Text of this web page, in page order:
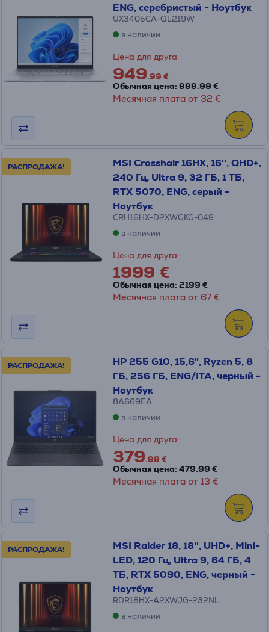
ENG, серебристый - Ноутбук
UX3405CA-QL219W
в наличии
Цена для друга:
949.99 €
Обычная цена: 999.99 €
Месячная плата от 32 €
РАСПРОДАЖА!
MSI Crosshair 16HX, 16'', QHD+,
240 Гц, Ultra 9, 32 ГБ, 1 ТБ,
RTX 5070, ENG, серый -
Ноутбук
CRH16HX-D2XWGKG-049
в наличии
Цена для друга:
1999 €
Обычная цена: 2199 €
Месячная плата от 67 €
РАСПРОДАЖА!
HP 255 G10, 15,6", Ryzen 5, 8
ГБ, 256 ГБ, ENG/ITA, черный -
Ноутбук
8A669EA
в наличии
Цена для друга:
379.99 €
Обычная цена: 479.99 €
Месячная плата от 13 €
РАСПРОДАЖА!
MSI Raider 18, 18'', UHD+, Mini-
LED, 120 Гц, Ultra 9, 64 ГБ, 4
ТБ, RTX 5090, ENG, черный -
Ноутбук
RDR18HX-A2XWJG-232NL
в наличии